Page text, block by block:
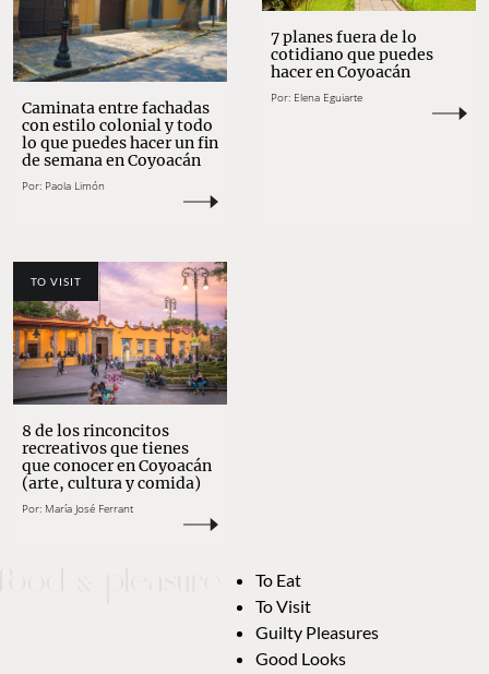
Caminata entre fachadas
con estilo colonial y todo
lo que puedes hacer un fin
de semana en Coyoacán
Por: Paola Limón
7 planes fuera de lo
cotidiano que puedes
hacer en Coyoacán
Por: Elena Eguiarte
TO VISIT
8 de los rinconcitos
recreativos que tienes
que conocer en Coyoacán
(arte, cultura y comida)
Por: María José Ferrant
To Eat
To Visit
Guilty Pleasures
Good Looks